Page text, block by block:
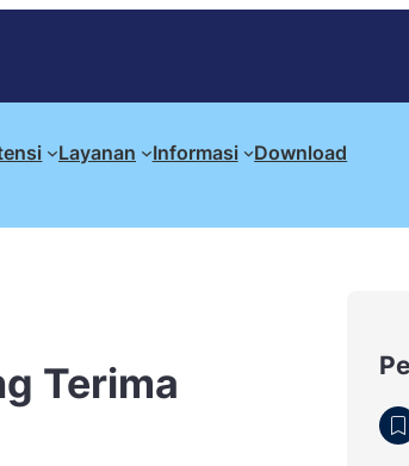
Layanan Informasi Download
Terima